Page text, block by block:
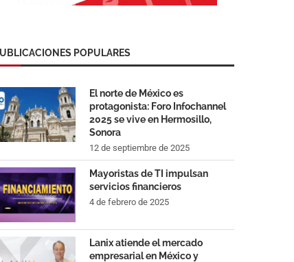
POPULARES
El norte de México es
protagonista: Foro Infochannel
2025 se vive en Hermosillo,
Sonora
12 de septiembre de 2025
Mayoristas de TI impulsan
servicios financieros
4 de febrero de 2025
Lanix atiende el mercado
empresarial en México y